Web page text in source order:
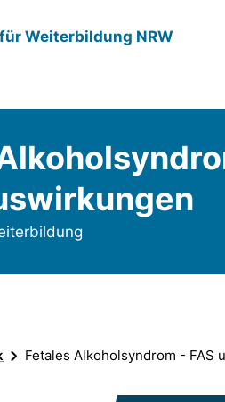
Weiterbildung NRW
Fetales Alkoholsyndrom - FAS